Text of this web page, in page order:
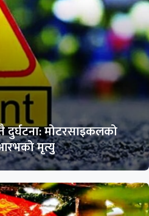
दुर्घटना: मोटरसाइकलको
मृत्यु